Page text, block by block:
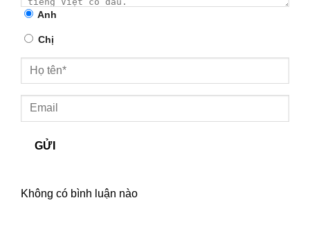
Anh
Chị
GỬI
Không có bình luận nào